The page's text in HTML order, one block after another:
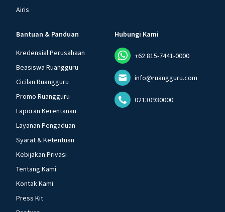
Airis
Bantuan & Panduan
Kredensial Perusahaan
Beasiswa Ruangguru
Cicilan Ruangguru
Promo Ruangguru
Laporan Kerentanan
Layanan Pengaduan
Syarat & Ketentuan
Kebijakan Privasi
Tentang Kami
Kontak Kami
Press Kit
Hubungi Kami
+62 815-7441-0000
info@ruangguru.com
02130930000